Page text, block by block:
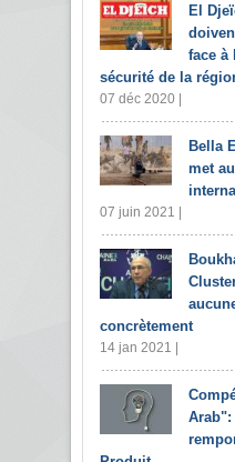
El
face à
sécurité de la
07 déc 2020 |
Bella
met
07 juin 2021 |
concrètement
14 jan 2021 |
Arab":